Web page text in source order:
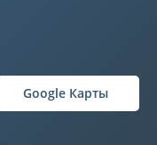
Google Карты